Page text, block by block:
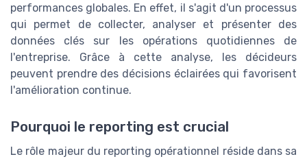
performances globales. En effet, il s'agit d'un processus
qui permet de collecter, analyser et présenter des
données clés sur les opérations quotidiennes de
l'entreprise. Grâce à cette analyse, les décideurs
peuvent prendre des décisions éclairées qui favorisent
l'amélioration continue.
Pourquoi le reporting est crucial
Le rôle majeur du reporting opérationnel réside dans sa